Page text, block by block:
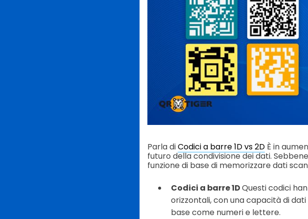
Parla diCodici a barre 1D vs 2DÈ in
futuro della condivisione dei dati.
funzione di base di memorizzare dati
Codici a barre 1DQuesti codici
orizzontali, con una capacità di
base come numeri e lettere.